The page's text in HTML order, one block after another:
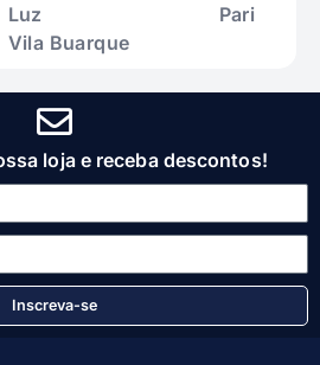
Luz
Vila Buarque
Pari
loja e receba descontos!
Inscreva-se